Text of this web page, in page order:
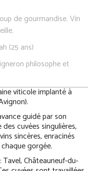
de gourmandise. Vin
(25 ans)
philosophe et
viticole implanté à
guidé par son
cuvées singulières,
sincères, enracinés
gorgée.
: Tavel, Châteauneuf-du-